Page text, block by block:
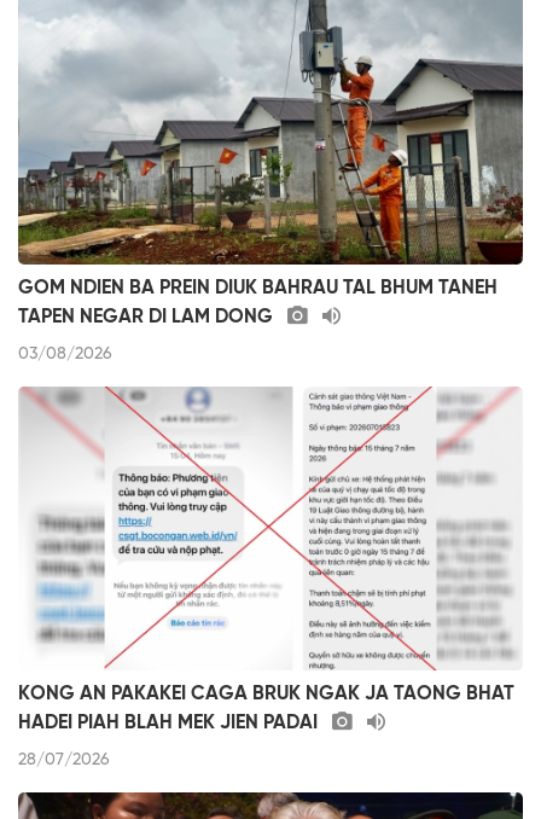
GOM NDIEN BA PREIN DIUK BAHRAU TAL BHUM TANEH
TAPEN NEGAR DI LAM DONG
03/08/2026
KONG AN PAKAKEI CAGA BRUK NGAK JA TAONG BHAT
HADEI PIAH BLAH MEK JIEN PADAI
28/07/2026